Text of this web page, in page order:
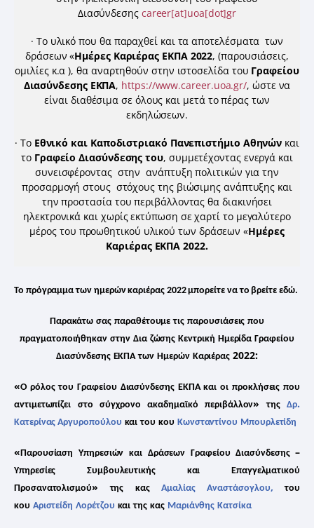
Διασύνδεσης career[at]uoa[dot]gr
· Το υλικό που θα παραχθεί και τα αποτελέσματα των
δράσεων «Ημέρες Καριέρας ΕΚΠΑ 2022, (παρουσιάσεις,
ομιλίες κ.α ), θα αναρτηθούν στην ιστοσελίδα του Γραφείου
Διασύνδεσης ΕΚΠΑ, https://www.career.uoa.gr/, ώστε να
είναι διαθέσιμα σε όλους και μετά το πέρας των
εκδηλώσεων.
· Το Εθνικό και Καποδιστριακό Πανεπιστήμιο Αθηνών και
το Γραφείο Διασύνδεσης του, συμμετέχοντας ενεργά και
συνεισφέροντας στην ανάπτυξη πολιτικών για την
προσαρμογή στους στόχους της βιώσιμης ανάπτυξης και
την προστασία του περιβάλλοντας θα διακινήσει
ηλεκτρονικά και χωρίς εκτύπωση σε χαρτί το μεγαλύτερο
μέρος του προωθητικού υλικού των δράσεων «Ημέρες
Καριέρας ΕΚΠΑ 2022.
Το πρόγραμμα των ημερών καριέρας 2022 μπορείτε να το βρείτε εδώ.
Παρακάτω σας παραθέτουμε τις παρουσιάσεις που
πραγματοποιήθηκαν στην Δια ζώσης Κεντρική Ημερίδα Γραφείου
Διασύνδεσης ΕΚΠΑ των Ημερών Καριέρας 2022:
«Ο ρόλος του Γραφείου Διασύνδεσης ΕΚΠΑ και οι προκλήσεις που
αντιμετωπίζει
στο σύγχρονο ακαδημαϊκό περιβάλλον»της Δρ.
ΚατερίναςΑργυροπούλου και του κου Κωνσταντίνου Μπουρλετίδη
«Παρουσίαση Υπηρεσιών και Δράσεων Γραφείου Διασύνδεσης–
Υπηρεσίες Συμβουλευτικής και
Επαγγελματικού
Προσανατολισμού»της κας Αμαλίας Αναστάσογλου,του
κου Αριστείδη Λορέτζου και της κας Μαριάνθης Κατσίκα